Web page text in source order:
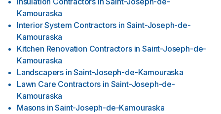
Kamouraska
Interior System Contractors in Saint-Joseph-de-
Kamouraska
Kitchen Renovation Contractors in Saint-Joseph-de-
Kamouraska
Landscapers in Saint-Joseph-de-Kamouraska
Lawn Care Contractors in Saint-Joseph-de-
Kamouraska
Masons in Saint-Joseph-de-Kamouraska